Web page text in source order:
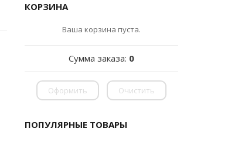
КОРЗИНА
Ваша корзина пуста.
Сумма заказа: 0
Оформить Очистить
ПОПУЛЯРНЫЕ ТОВАРЫ